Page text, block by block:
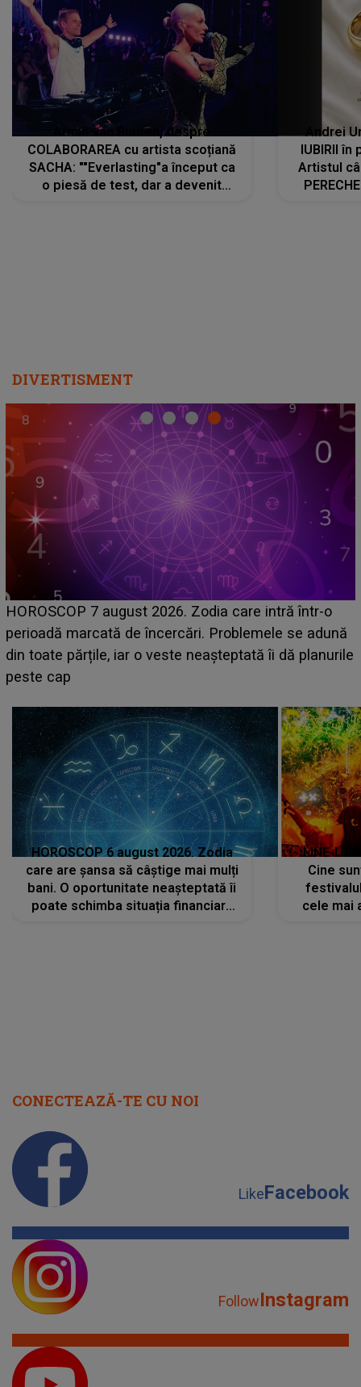
Armin van Buuren, despre
COLABORAREA cu artista scoțiană
SACHA: ""Everlasting"a început ca
o piesă de test, dar a devenit
Andrei
IUBIRII în
Artistul
DIVERTISMENT
Emanuel a ținut ACEST DETALIU ASCUNS până
acum! În fața Alexandrei, concurentul din Casa
face o MĂRTURISIRE NEAȘTEPTATĂ despre
sa: "I-am spus și ei în față, eu nu te iubesc pentru
HOROSCOP 6 august 2026. Zodia
care are șansa să câștige mai mulți
bani. O oportunitate neașteptată îi
poate schimba situația financiară
LINE-UP
Cine
cele mai
CONECTEAZĂ-TE CU NOI
LikeFacebook
FollowInstagram